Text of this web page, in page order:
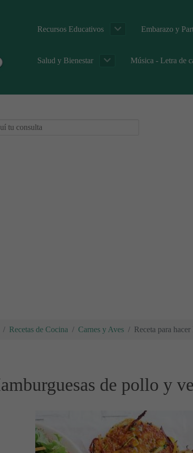
Recursos Educativos Embarazo y
Salud y Bienestar Música - Letra de
Recetas de Cocina Carnes y Aves Receta para
de pollo y